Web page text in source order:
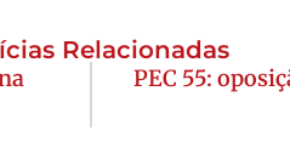
Relacionadas
PEC 55: